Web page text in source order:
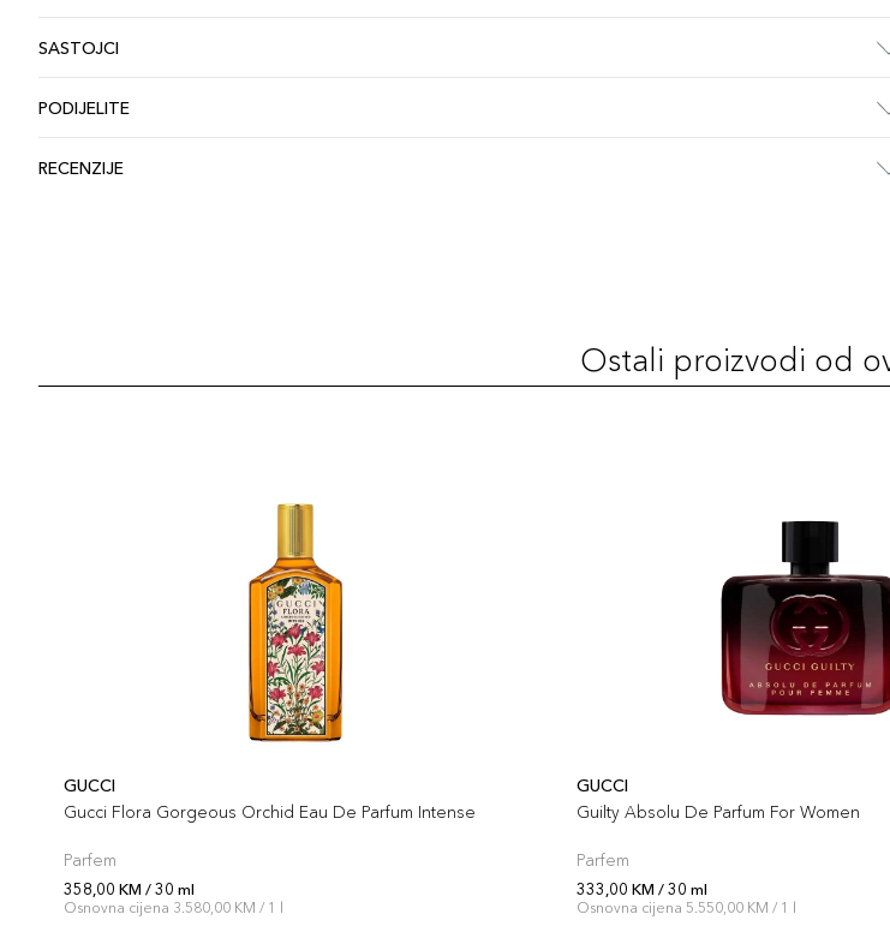
SASTOJCI
PODIJELITE
RECENZIJE
Ostali proizvodi od
GUCCI
Gucci Flora Gorgeous Orchid Eau De Parfum Intense
Parfem
358,00 KM / 30 ml
Osnovna cijena 3.580,00 KM / 1 l
GUCCI
Guilty Absolu De Parfum For Women
Parfem
333,00 KM / 30 ml
Osnovna cijena 5.550,00 KM / 1 l